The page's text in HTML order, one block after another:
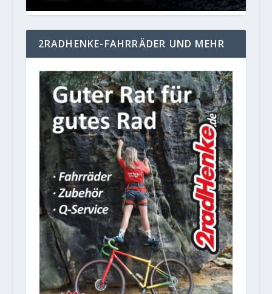
2RADHENKE-FAHRRÄDER UND MEHR